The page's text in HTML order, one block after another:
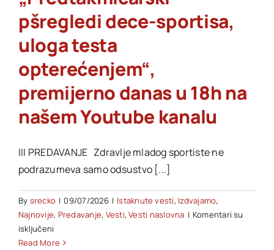
pšregledi dece-sportisa,
uloga testa
opterećenjem“,
premijerno danas u 18h na
našem Youtube kanalu
III PREDAVANJE Zdravlje mladog sportiste ne
podrazumeva samo odsustvo [...]
By srecko | 09/07/2026 | Istaknute vesti, Izdvajamo,
Najnovije, Predavanje, Vesti,Vesti naslovna | Komentari su
isključeni
III
Read More